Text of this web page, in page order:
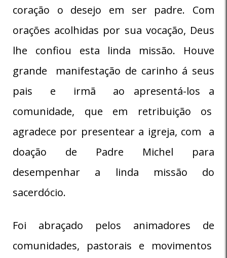
coração o desejo em ser padre. Com
orações acolhidas por sua vocação, Deus
lhe confiou esta linda missão. Houve
grande manifestação de carinho á seus
pais e irmã ao apresentá-los a
comunidade, que em retribuição os
agradece por presentear a igreja, com a
doação de Padre Michel para
desempenhar a linda missão do
sacerdócio.
Foi abraçado pelos animadores de
comunidades, pastorais e movimentos